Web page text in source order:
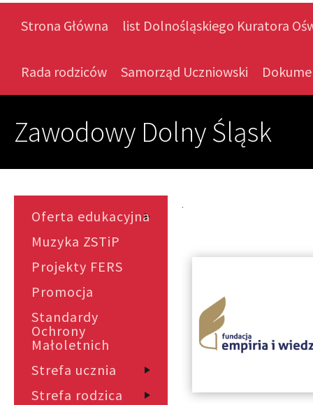
Strona Główna list Dolnośląskiego Kuratora
Rada rodziców Samorząd Uczniowski
Zawodowy Dolny Śląsk
Oferta edukacyjna
Muzyka ZSTiP
Projekty FERS
Promocja
Standardy
Ochrony
Małoletnich
Strefa ucznia
Strefa rodzica
.